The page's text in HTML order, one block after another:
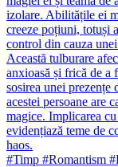
izolare. Abilitățile ei
creeze poțiuni, totuși
control din cauza
Această tulburare
anxioasă și frică de a
sosirea unei prezențe
acestei persoane are
magice. Implicarea
evidențiază teme de
haos.
#Timp #Romantism